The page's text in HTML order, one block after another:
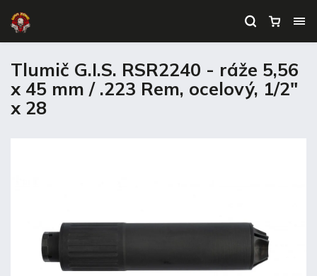
Tlumič G.I.S. RSR2240 - ráže 5,56
x 45 mm / .223 Rem, ocelový, 1/2"
x 28